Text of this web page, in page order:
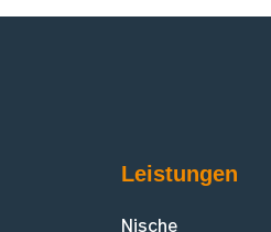
Leistungen
Nische